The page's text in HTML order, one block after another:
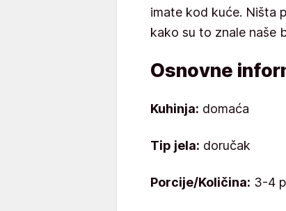
imate kod kuće. Ništa
kako su to znale naše
Osnovne
Kuhinja: domaća
Tip jela: doručak
Porcije/Količina: 3-4